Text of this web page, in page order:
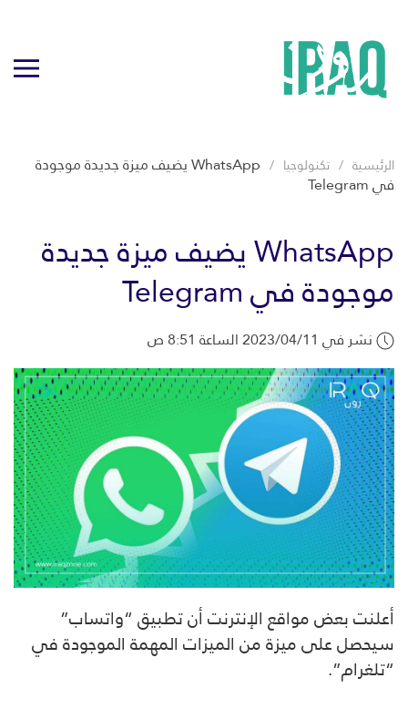
الرئيسية تكنولوجيا WhatsApp يضيف ميزة جديدة موجودة
في Telegram
WhatsApp يضيف ميزة جديدة
موجودة في Telegram
نشر في 2023/04/11 الساعة 8:51 ص
أعلنت بعض مواقع الإنترنت أن تطبيق “واتساب”
سيحصل على ميزة من الميزات المهمة الموجودة في
“تلغرام”.